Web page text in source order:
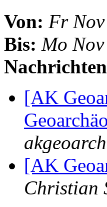
Von: Fr
Bis: Mo
[AK
[AK
Christian